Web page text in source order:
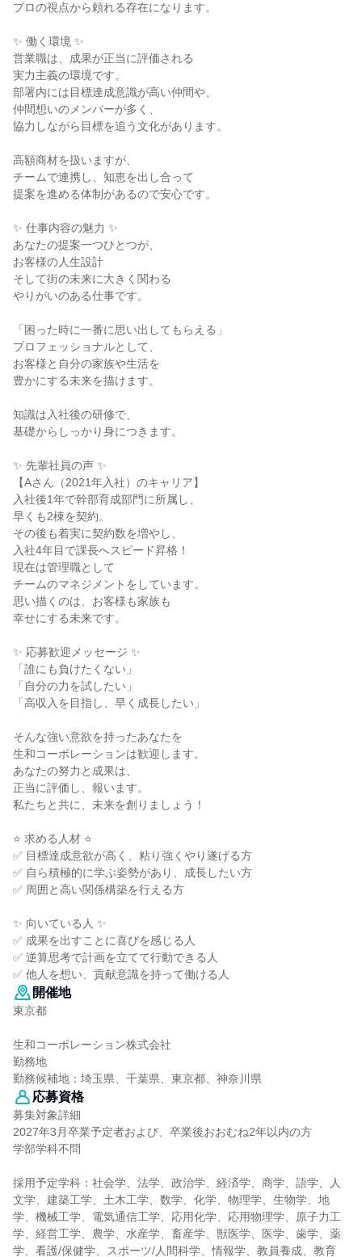
プロの視点から頼れる存在になります。
✨ 働く環境 ✨
営業職は、成果が正当に評価される
実力主義の環境です。
部署内には目標達成意識が高い仲間や、
仲間想いのメンバーが多く、
協力しながら目標を追う文化があります。
高額商材を扱いますが、
チームで連携し、知恵を出し合って
提案を進める体制があるので安心です。
✨ 仕事内容の魅力 ✨
あなたの提案一つひとつが、
お客様の人生設計
そして街の未来に大きく関わる
やりがいのある仕事です。
「困った時に一番に思い出してもらえる」
プロフェッショナルとして、
お客様と自分の家族や生活を
豊かにする未来を描けます。
知識は入社後の研修で、
基礎からしっかり身につきます。
✨ 先輩社員の声 ✨
【Aさん（2021年入社）のキャリア】
入社後1年で幹部育成部門に所属し、
早くも2棟を契約。
その後も着実に契約数を増やし、
入社4年目で課長へスピード昇格！
現在は管理職として
チームのマネジメントをしています。
思い描くのは、お客様も家族も
幸せにする未来です。
✨ 応募歓迎メッセージ ✨
「誰にも負けたくない」
「自分の力を試したい」
「高収入を目指し、早く成長したい」
そんな強い意欲を持ったあなたを
生和コーポレーションは歓迎します。
あなたの努力と成果は、
正当に評価し、報います。
私たちと共に、未来を創りましょう！
⭐ 求める人材 ⭐
✅ 目標達成意欲が高く、粘り強くやり遂げる方
✅ 自ら積極的に学ぶ姿勢があり、成長したい方
✅ 周囲と高い関係構築を行える方
✨ 向いている人 ✨
✅ 成果を出すことに喜びを感じる人
✅ 逆算思考で計画を立てて行動できる人
✅ 他人を想い、貢献意識を持って働ける人
開催地
東京都
生和コーポレーション株式会社
勤務地
勤務候補地：埼玉県、千葉県、東京都、神奈川県
応募資格
募集対象詳細
2027年3月卒業予定者および、卒業後おおむね2年以内の方
学部学科不問
採用予定学科：社会学、法学、政治学、経済学、商学、語学、人
文学、建築工学、土木工学、数学、化学、物理学、生物学、地
学、機械工学、電気通信工学、応用化学、応用物理学、原子力工
学、経営工学、農学、水産学、畜産学、獣医学、医学、歯学、薬
学、看護/保健学、スポーツ/人間科学、情報学、教員養成、教育